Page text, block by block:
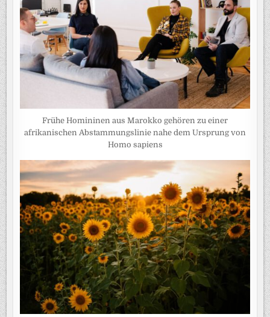
Frühe Homininen aus Marokko gehören zu einer
afrikanischen Abstammungslinie nahe dem Ursprung von
Homo sapiens